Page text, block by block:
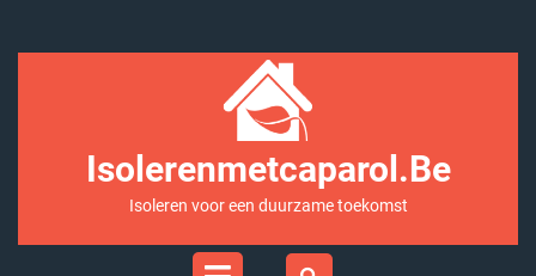
Isolerenmetcaparol.be
Isoleren voor een duurzame toekomst
Open